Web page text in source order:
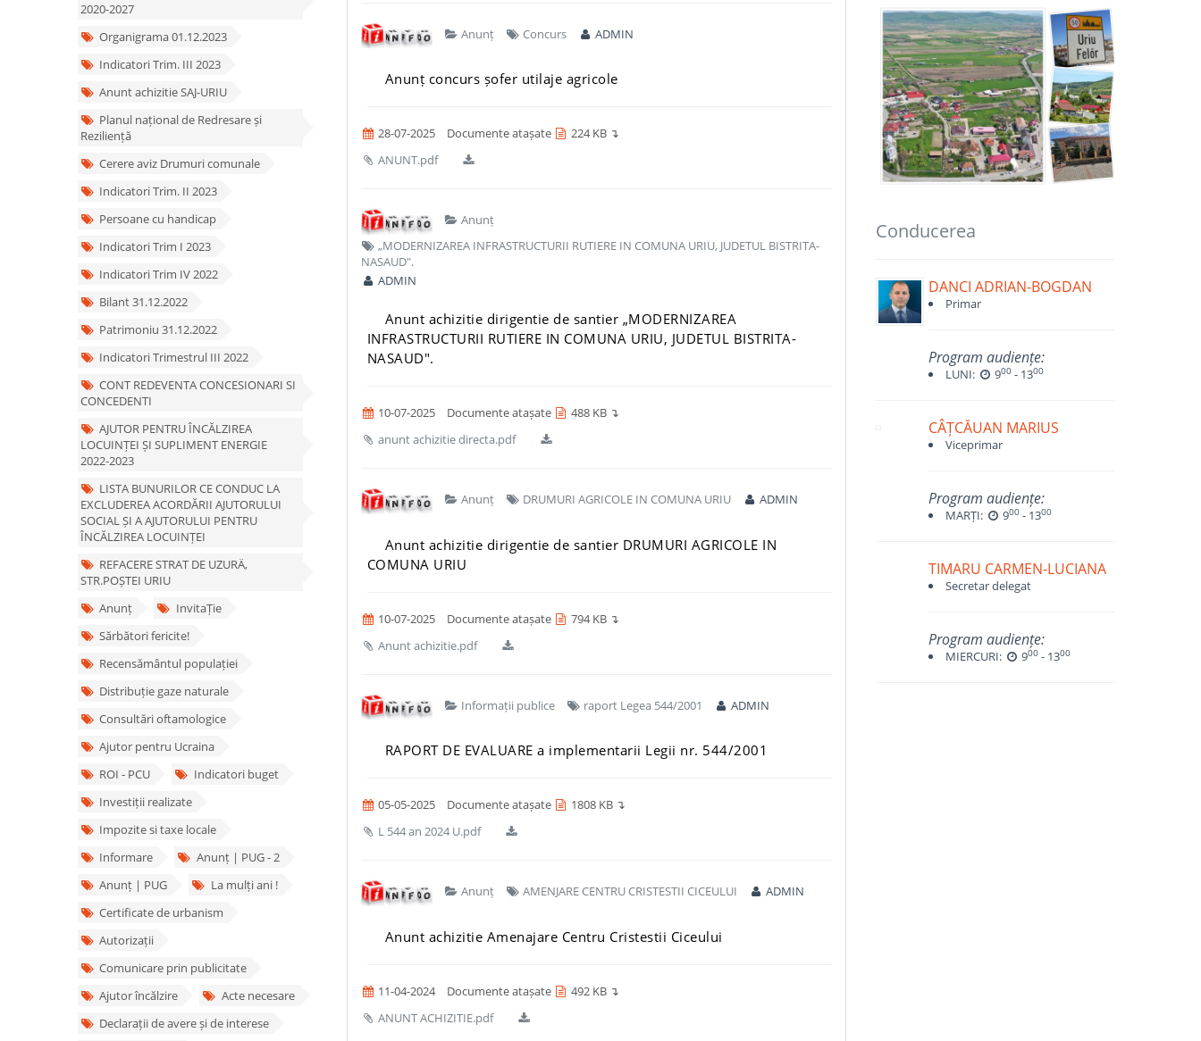
2020-2027
Organigrama 01.12.2023
Indicatori Trim. III 2023
Anunt achizitie SAJ-URIU
Planul național de Redresare și
Reziliență
Cerere aviz Drumuri comunale
Indicatori Trim. II 2023
Persoane cu handicap
Indicatori Trim I 2023
Indicatori Trim IV 2022
Bilant 31.12.2022
Patrimoniu 31.12.2022
Indicatori Trimestrul III 2022
CONT REDEVENTA CONCESIONARI SI
CONCEDENTI
AJUTOR PENTRU ÎNCĂLZIREA
LOCUINȚEI ȘI SUPLIMENT ENERGIE
2022-2023
LISTA BUNURILOR CE CONDUC LA
EXCLUDEREA ACORDĂRII AJUTORULUI
SOCIAL ȘI A AJUTORULUI PENTRU
ÎNCĂLZIREA LOCUINȚEI
REFACERE STRAT DE UZURÄ‚
STR.POȘTEI URIU
Anunț
InvitaȚie
Sărbători fericite!
Recensământul populației
Distribuție gaze naturale
Consultări oftamologice
Ajutor pentru Ucraina
ROI - PCU
Indicatori buget
Investiții realizate
Impozite si taxe locale
Informare
Anunț | PUG - 2
Anunț | PUG
La mulți ani !
Certificate de urbanism
Autorizații
Comunicare prin publicitate
Ajutor încălzire
Acte necesare
Declarații de avere și de interese
Anunț Concurs ADMIN
Anunț concurs șofer utilaje agricole
28-07-2025 Documente atașate
224 KB ↴
ANUNT.pdf
Anunț
„MODERNIZAREA INFRASTRUCTURII RUTIERE IN COMUNA URIU, JUDETUL BISTRITA-
NASAUD".
ADMIN
Anunt achizitie dirigentie de santier „MODERNIZAREA
INFRASTRUCTURII RUTIERE IN COMUNA URIU, JUDETUL BISTRITA-
NASAUD".
10-07-2025 Documente atașate
488 KB ↴
anunt achizitie directa.pdf
Anunț DRUMURI AGRICOLE IN COMUNA URIU ADMIN
Anunt achizitie dirigentie de santier DRUMURI AGRICOLE IN
COMUNA URIU
10-07-2025 Documente atașate
794 KB ↴
Anunt achizitie.pdf
Informații publice raport Legea 544/2001 ADMIN
RAPORT DE EVALUARE a implementarii Legii nr. 544/2001
05-05-2025 Documente atașate
1808 KB ↴
L 544 an 2024 U.pdf
Anunț AMENJARE CENTRU CRISTESTII CICEULUI ADMIN
Anunt achizitie Amenajare Centru Cristestii Ciceului
11-04-2024 Documente atașate
492 KB ↴
ANUNT ACHIZITIE.pdf
Conducerea
DANCI ADRIAN-BOGDAN
Primar
Program audiențe:
LUNI: 900 - 1300
CÂȚCĂUAN MARIUS
Viceprimar
Program audiențe:
MARȚI: 900 - 1300
TIMARU CARMEN-LUCIANA
Secretar delegat
Program audiențe:
MIERCURI: 900 - 1300